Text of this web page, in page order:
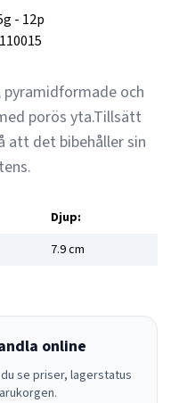
- 12p
och
porös yta.Tillsätt
att det bibehåller sin
Djup:
7.9cm
online
se priser, lagerstatus